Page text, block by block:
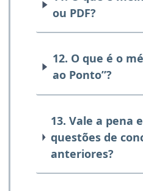
ou PDF?
12. O que é o
ao Ponto”?
13. Vale a pena
questões de
anteriores?